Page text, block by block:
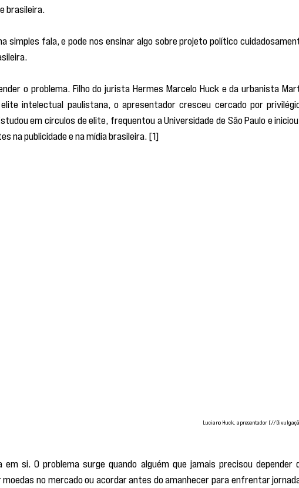
brasileira.
simples fala, e pode nos ensinar algo sobre projeto político
o problema. Filho do jurista Hermes Marcelo Huck e da urbanista
intelectual paulistana, o apresentador cresceu cercado por
em círculos de elite, frequentou a Universidade de São Paulo e
na publicidade e na mídia brasileira. [1]
Luciano Huck, apresentador (//
si. O problema surge quando alguém que jamais precisou depender
no mercado ou acordar antes do amanhecer para enfrentar